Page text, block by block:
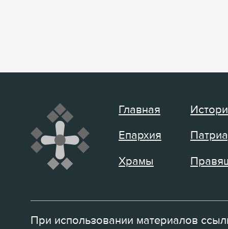
Главная
Епархия
Храмы
При использовании материалов